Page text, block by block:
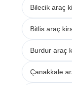
Bilecik araç
Bitlis araç
Burdur araç
Çanakkale